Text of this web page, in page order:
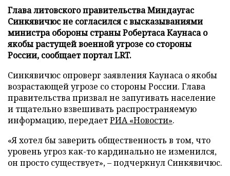
Глава литовского правительства Миндаугас
Синкявичюс не согласился с высказываниями
министра обороны страны Робертаса Каунаса о
якобы растущей военной угрозе со стороны
России, сообщает портал LRT.
Синкявичюс опроверг заявления Каунаса о якобы
возрастающей угрозе со стороны России. Глава
правительства призвал не запугивать население
и тщательно взвешивать распространяемую
информацию, передаетРИА «Новости».
«Я хотел бы заверить общественность в том, что
уровень угроз как-то кардинально не изменился,
он просто существует», – подчеркнул Синкявичюс.